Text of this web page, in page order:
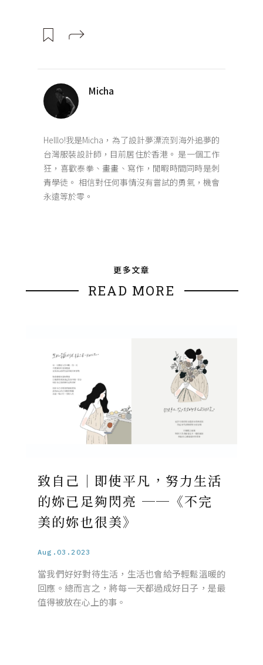
Micha
Helllo!我是Micha，為了設計夢漂流到海外追夢的
台灣服裝設計師，目前居住於香港。 是一個工作
狂，喜歡泰拳、畫畫、寫作，閒暇時間同時是刺
青學徒。 相信對任何事情沒有嘗試的勇氣，機會
永遠等於零。
更多文章
READ MORE
致自己｜即使平凡，努力生活
的妳已足夠閃亮 ──《不完
美的妳也很美》
Aug.03.2023
當我們好好對待生活，生活也會給予輕鬆溫暖的
回應。總而言之，將每一天都過成好日子，是最
值得被放在心上的事。